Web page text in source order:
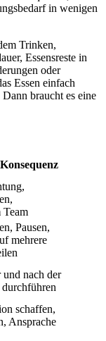
in wenigen
Trinken,
Essensreste in
oder
Essen einfach
braucht es eine
Team
Pausen,
mehrere
nach der
schaffen,
Ansprache